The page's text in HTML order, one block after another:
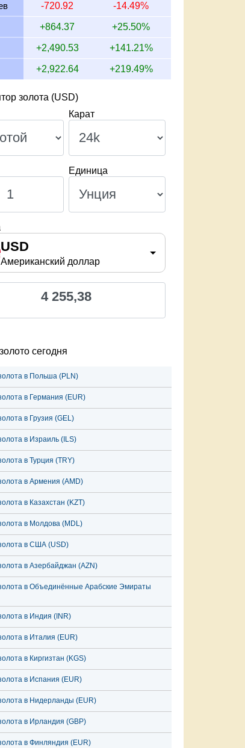
-720.92 -14.49%
+864.37 +25.50%
+2,490.53 +141.21%
+2,922.64 +219.49%
золота (USD)
Карат
Единица
USD
Американский доллар
4 255,38
сегодня
в Польша (PLN)
в Германия (EUR)
в Грузия (GEL)
в Израиль (ILS)
в Турция (TRY)
в Армения (AMD)
в Казахстан (KZT)
в Молдова (MDL)
в США (USD)
в Азербайджан (AZN)
в Объединённые Арабские Эмираты
в Индия (INR)
в Италия (EUR)
в Киргизтан (KGS)
в Испания (EUR)
в Нидерланды (EUR)
в Ирландия (GBP)
в Финляндия (EUR)